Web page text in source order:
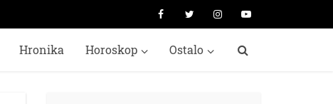
Hronika Horoskop Ostalo